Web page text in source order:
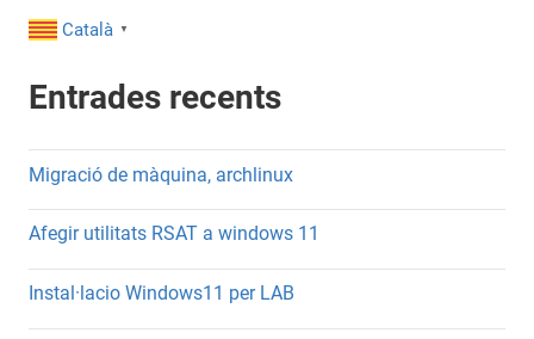
Català ▼
Entrades recents
Migració de màquina, archlinux
Afegir utilitats RSAT a windows 11
Instal·lacio Windows11 per LAB